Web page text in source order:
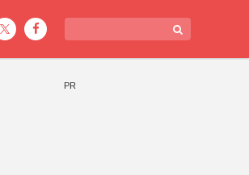
PR